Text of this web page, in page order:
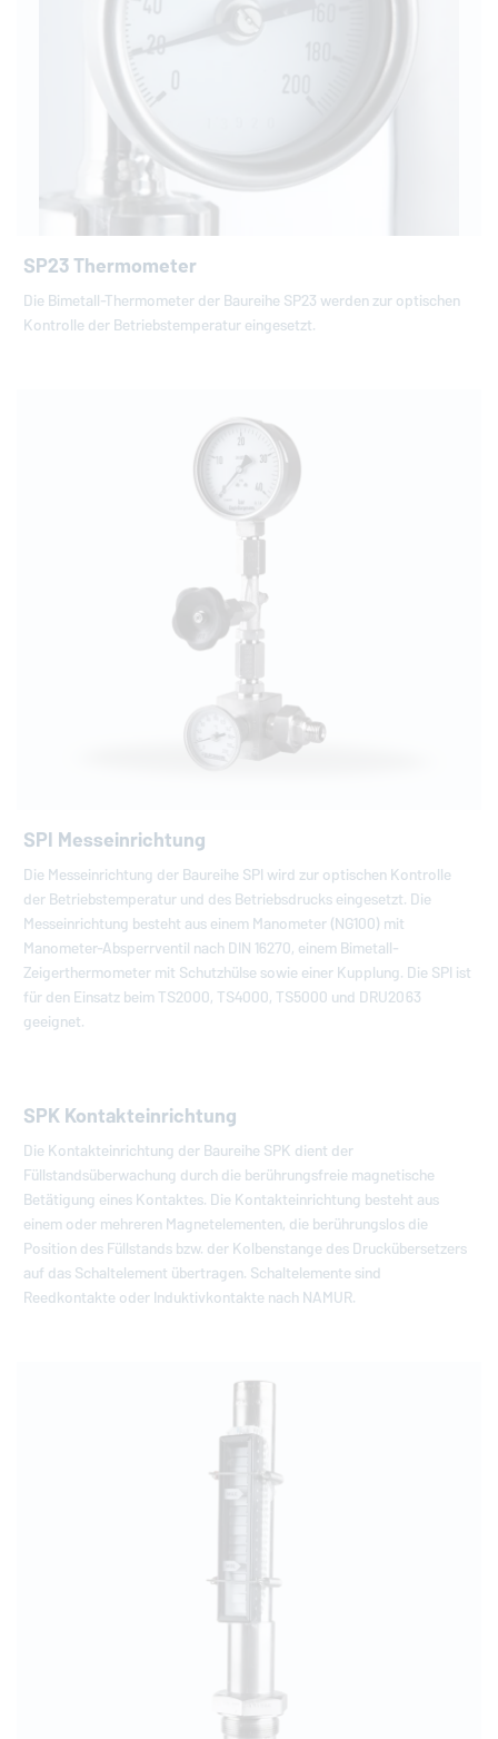
SP23 Thermometer
Die Bimetall-Thermometer der Baureihe SP23 werden zur optischen
Kontrolle der Betriebstemperatur eingesetzt.
SPI Messeinrichtung
Die Messeinrichtung der Baureihe SPI wird zur optischen Kontrolle
der Betriebstemperatur und des Betriebsdrucks eingesetzt. Die
Messeinrichtung besteht aus einem Manometer (NG100) mit
Manometer-Absperrventil nach DIN 16270, einem Bimetall-
Zeigerthermometer mit Schutzhülse sowie einer Kupplung. Die SPI ist
für den Einsatz beim TS2000, TS4000, TS5000 und DRU2063
geeignet.
SPK Kontakteinrichtung
Die Kontakteinrichtung der Baureihe SPK dient der
Füllstandsüberwachung durch die berührungsfreie magnetische
Betätigung eines Kontaktes. Die Kontakteinrichtung besteht aus
einem oder mehreren Magnetelementen, die berührungslos die
Position des Füllstands bzw. der Kolbenstange des Druckübersetzers
auf das Schaltelement übertragen. Schaltelemente sind
Reedkontakte oder Induktivkontakte nach NAMUR.